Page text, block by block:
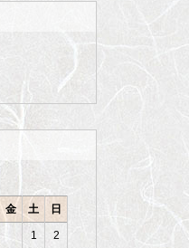
金 土 日
1 2